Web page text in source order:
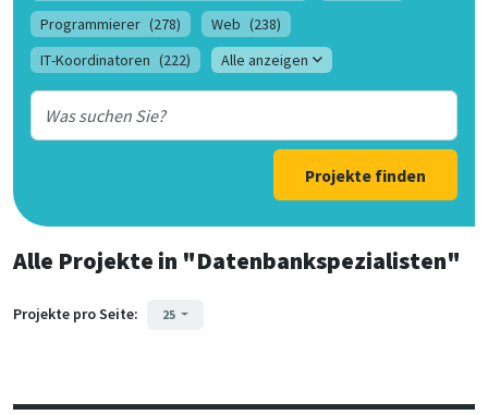
Programmierer (278) Web (238)
IT-Koordinatoren (222) Alle anzeigen
Projekte finden
Alle Projekte in "Datenbankspezialisten"
Projekte pro Seite: 25